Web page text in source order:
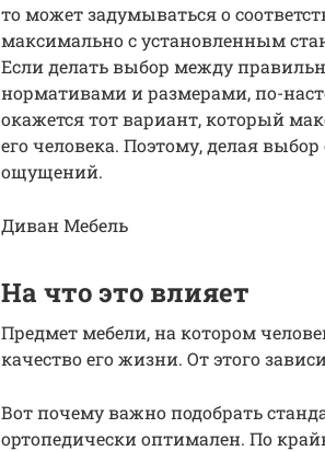
то может задумываться о
максимально с установленным
Если делать выбор между
нормативами и размерами, по-
окажется тот вариант, который
его человека. Поэтому, делая
ощущений.
Диван Мебель
На что это влияет
Предмет мебели, на котором
качество его жизни. От этого
Вот почему важно подобрать
ортопедически оптимален. По